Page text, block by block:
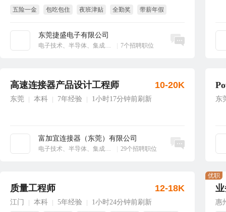
五险一金 包吃包住 夜班津贴 全勤奖
带薪年假
东莞捷盛电子有限公司
电子技术、半导体、集成电路 7个招聘职位
立即沟通
高速连接器产品设计工程师
东莞 本科 7年经验 1小时17分钟前刷新
富加宜连接器（东莞）有限公司
电子技术、半导体、集成电路 29个招聘职位
10-20K
立即沟通
东
质量工程师
江门 本科 5年经验 1小时24分钟前刷新
12-18K
惠
优职